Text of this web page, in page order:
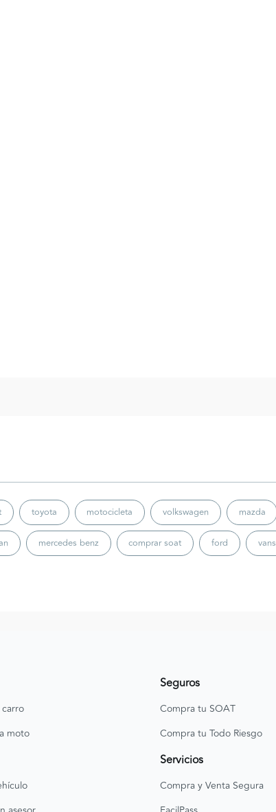
toyota motocicleta volkswagen mazda
mercedes benz comprar soat ford vans
moto
Seguros
Compra tu SOAT
Compra tu Todo Riesgo
Servicios
Compra y Venta Segura